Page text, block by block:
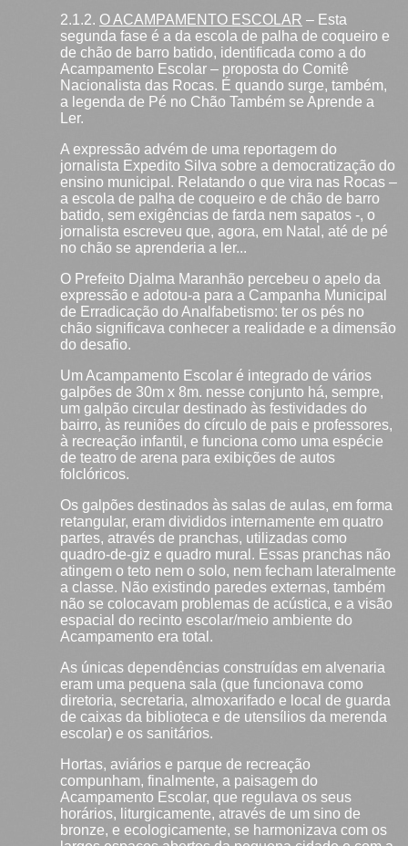
2.1.2. O ACAMPAMENTO ESCOLAR – Esta
segunda fase é a da escola de palha de coqueiro e
de chão de barro batido, identificada como a do
Acampamento Escolar – proposta do Comitê
Nacionalista das Rocas. É quando surge, também,
a legenda de Pé no Chão Também se Aprende a
Ler.
A expressão advém de uma reportagem do
jornalista Expedito Silva sobre a democratização do
ensino municipal. Relatando o que vira nas Rocas –
a escola de palha de coqueiro e de chão de barro
batido, sem exigências de farda nem sapatos -, o
jornalista escreveu que, agora, em Natal, até de pé
no chão se aprenderia a ler...
O Prefeito Djalma Maranhão percebeu o apelo da
expressão e adotou-a para a Campanha Municipal
de Erradicação do Analfabetismo: ter os pés no
chão significava conhecer a realidade e a dimensão
do desafio.
Um Acampamento Escolar é integrado de vários
galpões de 30m x 8m. nesse conjunto há, sempre,
um galpão circular destinado às festividades do
bairro, às reuniões do círculo de pais e professores,
à recreação infantil, e funciona como uma espécie
de teatro de arena para exibições de autos
folclóricos.
Os galpões destinados às salas de aulas, em forma
retangular, eram divididos internamente em quatro
partes, através de pranchas, utilizadas como
quadro-de-giz e quadro mural. Essas pranchas não
atingem o teto nem o solo, nem fecham lateralmente
a classe. Não existindo paredes externas, também
não se colocavam problemas de acústica, e a visão
espacial do recinto escolar/meio ambiente do
Acampamento era total.
As únicas dependências construídas em alvenaria
eram uma pequena sala (que funcionava como
diretoria, secretaria, almoxarifado e local de guarda
de caixas da biblioteca e de utensílios da merenda
escolar) e os sanitários.
Hortas, aviários e parque de recreação
compunham, finalmente, a paisagem do
Acampamento Escolar, que regulava os seus
horários, liturgicamente, através de um sino de
bronze, e ecologicamente, se harmonizava com os